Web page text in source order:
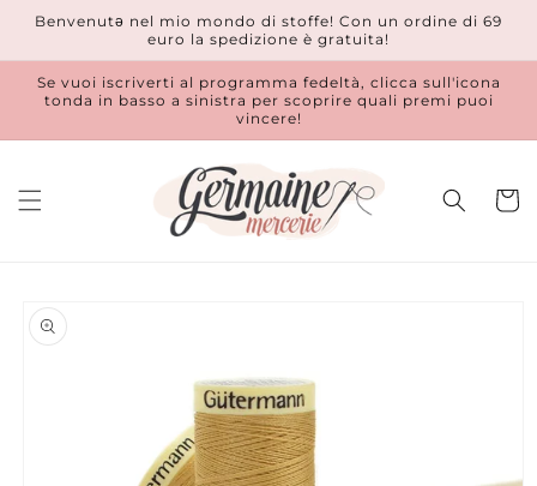
direttamente
Benvenutǝ nel mio mondo di stoffe! Con un ordine di 69
euro la spedizione è gratuita!
Se vuoi iscriverti al programma fedeltà, clicca sull'icona
tonda in basso a sinistra per scoprire quali premi puoi
vincere!
informazioni
sul prodotto